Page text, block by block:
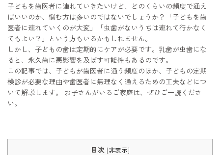
子どもを歯医者に連れていきたいけど、どのくらいの頻度で通え
ばいいのか、悩む方は多いのではないでしょうか？「子どもを歯
医者に連れていくのが大変」「虫歯がないうちは連れて行かなく
てもよい？」という方もいるかもしれません。
しかし、子どもの歯は定期的にケアが必要です。乳歯が虫歯にな
ると、永久歯に悪影響を及ぼす可能性もあるのです。
この記事では、子どもが歯医者に通う頻度のほか、子どもの定期
検診が必要な理由や歯医者に無理なく通えるための工夫などにつ
いて解説します。 お子さんがいるご家庭は、ぜひご一読くださ
い。
目次 [非表示]